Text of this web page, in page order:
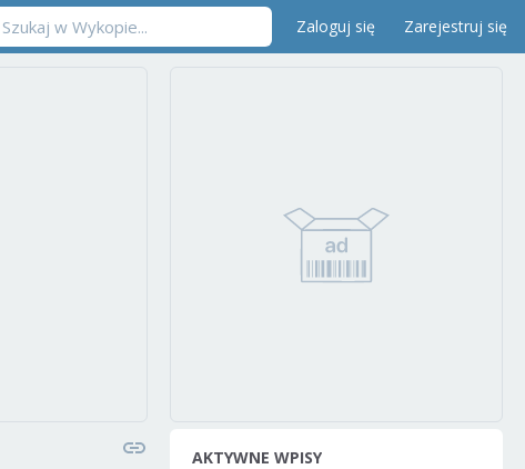
Zaloguj się Zarejestruj się
AKTYWNE WPISY